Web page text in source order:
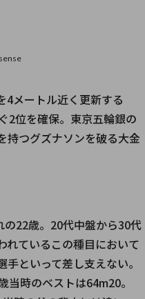
4メートル近く更新する
2位を確保。東京五輪銀の
持つグズナソンを破る大金
22歳。20代中盤から30代
れているこの種目において
といって差し支えない。
当時のベストは64m20。